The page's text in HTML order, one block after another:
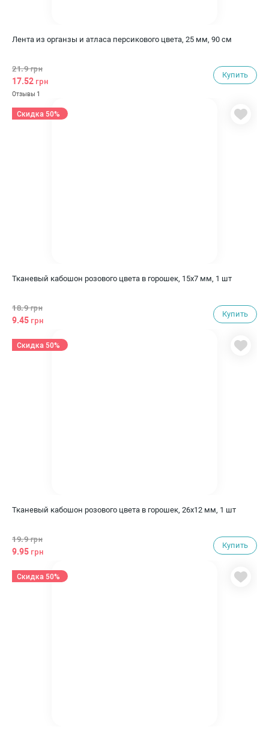
Лента из органзы и атласа персикового цвета, 25 мм, 90 см
21.9грн
17.52 грн
Купить
Отзывы 1
Тканевый кабошон розового цвета в горошек, 15х7 мм, 1 шт
18.9грн
9.45 грн
Купить
Скидка 50%
Тканевый кабошон розового цвета в горошек, 26х12 мм, 1 шт
19.9грн
9.95 грн
Купить
Скидка 50%
Скидка 50%